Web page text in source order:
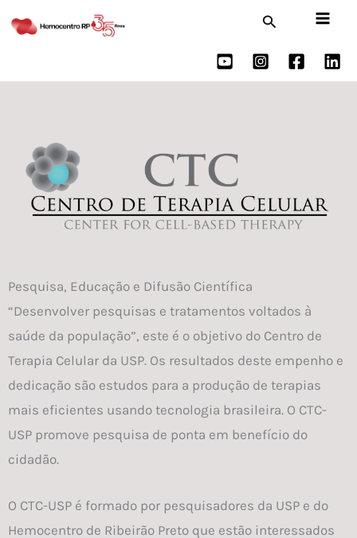
para
conteúdo
Pesquisar
Pesquisa, Educação e Difusão Científica
“Desenvolver pesquisas e tratamentos voltados à
saúde da população”, este é o objetivo do Centro de
Terapia Celular da USP. Os resultados deste empenho e
dedicação são estudos para a produção de terapias
mais eficientes usando tecnologia brasileira. O CTC-
USP promove pesquisa de ponta em benefício do
cidadão.
O CTC-USP é formado por pesquisadores da USP e do
Hemocentro de Ribeirão Preto que estão interessados